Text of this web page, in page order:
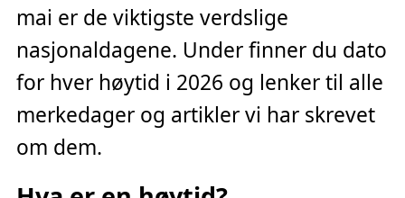
mai er de viktigste verdslige
nasjonaldagene. Under finner du dato
for hver høytid i 2026 og lenker til alle
merkedager og artikler vi har skrevet
om dem.